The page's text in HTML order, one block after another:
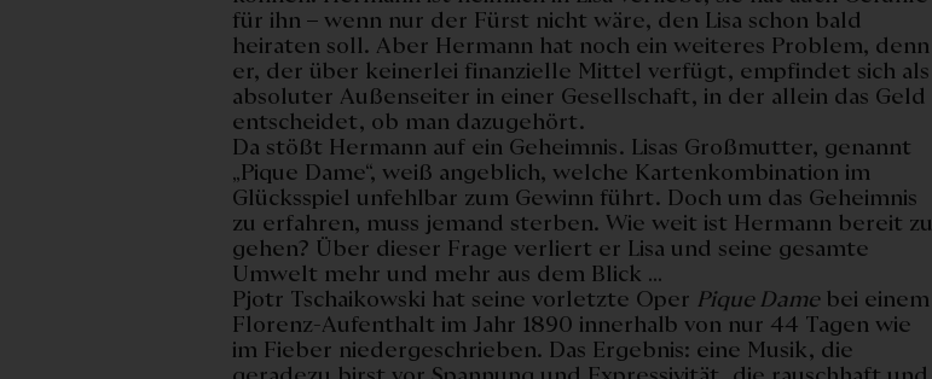
für ihn – wenn nur der Fürst nicht wäre, den Lisa schon bald
heiraten soll. Aber Hermann hat noch ein weiteres Problem, denn
er, der über keinerlei finanzielle Mittel verfügt, empfindet sich als
absoluter Außenseiter in einer Gesellschaft, in der allein das Geld
entscheidet, ob man dazugehört.
Da stößt Hermann auf ein Geheimnis. Lisas Großmutter, genannt
„Pique Dame“, weiß angeblich, welche Kartenkombination im
Glücksspiel unfehlbar zum Gewinn führt. Doch um das Geheimnis
zu erfahren, muss jemand sterben. Wie weit ist Hermann bereit zu
gehen? Über dieser Frage verliert er Lisa und seine gesamte
Umwelt mehr und mehr aus dem Blick …
Pjotr Tschaikowski hat seine vorletzte Oper Pique Damebei einem
Florenz-Aufenthalt im Jahr 1890 innerhalb von nur 44 Tagen wie
im Fieber niedergeschrieben. Das Ergebnis: eine Musik, die